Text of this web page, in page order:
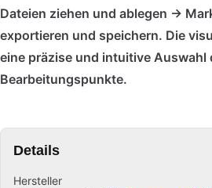
Dateien ziehen und ablegen →
exportieren und speichern. Die
eine präzise und intuitive Auswahl
Bearbeitungspunkte.
Details
Hersteller